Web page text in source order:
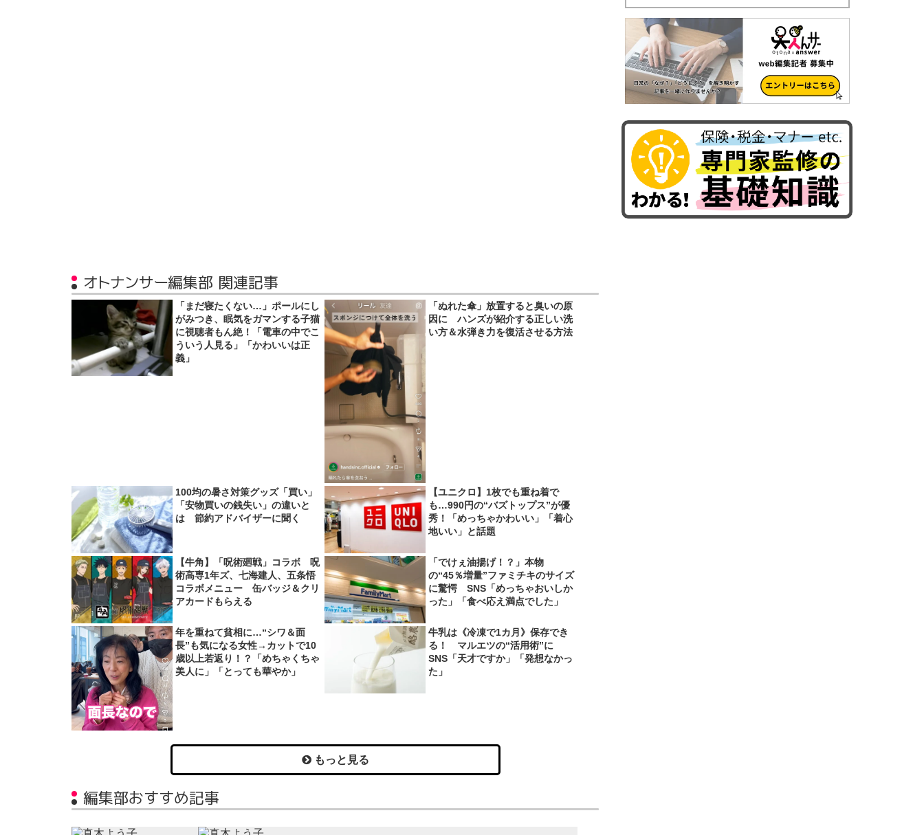
オトナンサー編集部 関連記事
「まだ寝たくない…」ポールにし
がみつき、眠気をガマンする子猫
に視聴者もん絶！「電車の中でこ
ういう人見る」「かわいいは正
義」
「ぬれた傘」放置すると臭いの原
因に ハンズが紹介する正しい洗
い方＆水弾き力を復活させる方法
100均の暑さ対策グッズ「買い」
「安物買いの銭失い」の違いと
は 節約アドバイザーに聞く
【ユニクロ】1枚でも重ね着で
も…990円の“バズトップス”が優
秀！「めっちゃかわいい」「着心
地いい」と話題
【牛角】「呪術廻戦」コラボ 呪
術高専1年ズ、七海建人、五条悟
コラボメニュー 缶バッジ＆クリ
アカードもらえる
「でけぇ油揚げ！？」本物
の“45％増量”ファミチキのサイズ
に驚愕 SNS「めっちゃおいしか
った」「食べ応え満点でした」
年を重ねて貧相に…“シワ＆面
長”も気になる女性→カットで10
歳以上若返り！？「めちゃくちゃ
美人に」「とっても華やか」
牛乳は《冷凍で1カ月》保存でき
る！ マルエツの“活用術”に
SNS「天才ですか」「発想なかっ
た」
もっと見る
編集部おすすめ記事